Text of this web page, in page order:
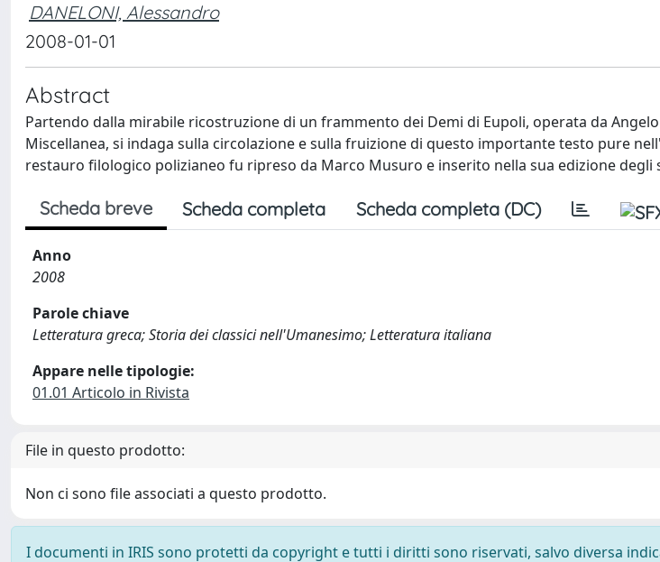
DANELONI, Alessandro
2008-01-01
Abstract
Partendo dalla mirabile ricostruzione di un frammento dei Demi di Eupoli, operata da
Miscellanea, si indaga sulla circolazione e sulla fruizione di questo importante testo pure
restauro filologico polizianeo fu ripreso da Marco Musuro e inserito nella sua edizione degli
Scheda breve Scheda completa Scheda completa (DC)
Anno
2008
Parole chiave
Letteratura greca; Storia dei classici nell'Umanesimo; Letteratura italiana
Appare nelle tipologie:
01.01 Articolo in Rivista
File in questo prodotto:
Non ci sono file associati a questo prodotto.
I documenti in IRIS sono protetti da copyright e tutti i diritti sono riservati, salvo diversa